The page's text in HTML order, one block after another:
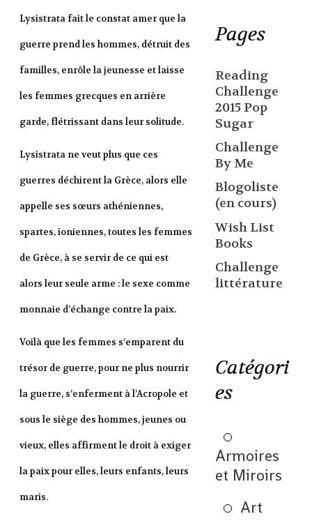
Lysistrata fait le constat amer que la
guerre prend les hommes, détruit des
familles, enrôle la jeunesse et laisse
les femmes grecques en arrière
garde, flétrissant dans leur solitude.
Lysistrata ne veut plus que ces
guerres déchirent la Grèce, alors elle
appelle ses sœurs athéniennes,
spartes, ioniennes, toutes les femmes
de Grèce, à se servir de ce qui est
alors leur seule arme : le sexe comme
monnaie d’échange contre la paix.
Voilà que les femmes s’emparent du
trésor de guerre, pour ne plus nourrir
la guerre, s’enferment à l’Acropole et
sous le siège des hommes, jeunes ou
vieux, elles affirment le droit à exiger
la paix pour elles, leurs enfants, leurs
maris.
Pages
Reading
Challenge
2015 Pop
Sugar
Challenge
By Me
Blogoliste
(en cours)
Wish List
Books
Challenge
littérature
Catégori
es
Armoires
et Miroirs
Art